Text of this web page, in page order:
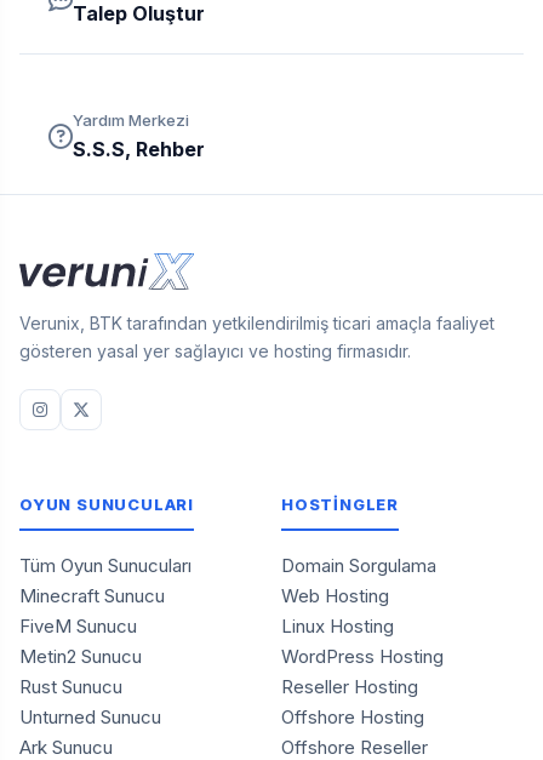
Talep Oluştur
Yardım Merkezi
S.S.S, Rehber
Verunix, BTK tarafından yetkilendirilmiş ticari amaçla faaliyet
gösteren yasal yer sağlayıcı ve hosting firmasıdır.
OYUN SUNUCULARI
Tüm Oyun Sunucuları
Minecraft Sunucu
FiveM Sunucu
Metin2 Sunucu
Rust Sunucu
Unturned Sunucu
Ark Sunucu
HOSTİNGLER
Domain Sorgulama
Web Hosting
Linux Hosting
WordPress Hosting
Reseller Hosting
Offshore Hosting
Offshore Reseller